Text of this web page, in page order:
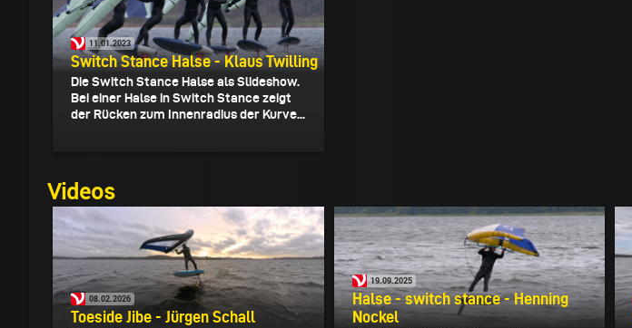
11.01.2023
Switch Stance Halse - Klaus Twilling
Die Switch Stance Halse als Slideshow.
Bei einer Halse in Switch Stance zeigt
der Rücken zum Innenradius der Kurve...
Videos
08.02.2026
Toeside Jibe - Jürgen Schall
19.09.2025
Halse - switch stance - Henning
Nockel